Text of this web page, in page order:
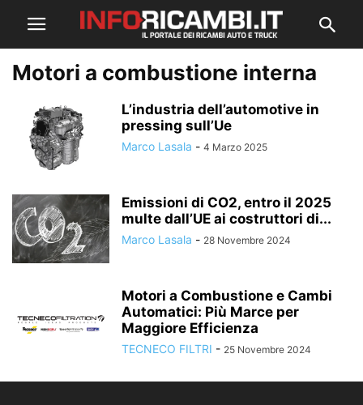
Motori a combustione interna
L’industria dell’automotive in
pressing sull’Ue
Marco Lasala - 4 Marzo 2025
Emissioni di CO2, entro il 2025
multe dall’UE ai costruttori di...
Marco Lasala - 28 Novembre 2024
Motori a Combustione e Cambi
Automatici: Più Marce per
Maggiore Efficienza
TECNECO FILTRI - 25 Novembre 2024